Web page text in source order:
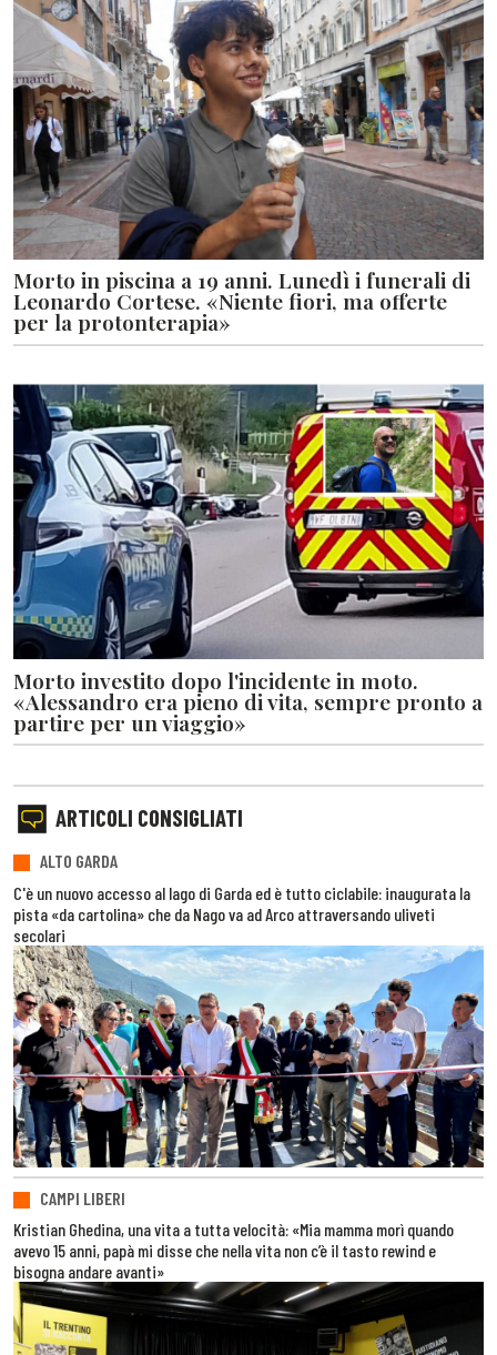
Morto in piscina a 19 anni. Lunedì i funerali di
Leonardo Cortese. «Niente fiori, ma offerte
per la protonterapia»
Morto investito dopo l'incidente in moto.
«Alessandro era pieno di vita, sempre pronto a
partire per un viaggio»
ARTICOLI CONSIGLIATI
ALTO GARDA
C'è un nuovo accesso al lago di Garda ed è tutto ciclabile: inaugurata la
pista «da cartolina» che da Nago va ad Arco attraversando uliveti
secolari
CAMPI LIBERI
Kristian Ghedina, una vita a tutta velocità: «Mia mamma morì quando
avevo 15 anni, papà mi disse che nella vita non c’è il tasto rewind e
bisogna andare avanti»